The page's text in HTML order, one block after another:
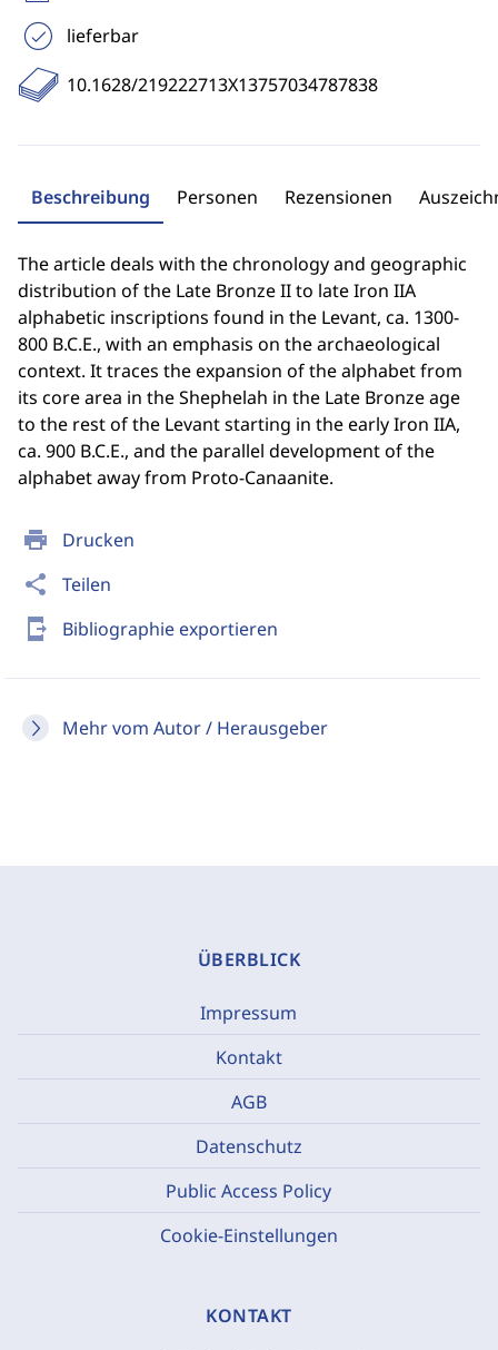
print Drucken
share Teilen
send_to_mobile Bibliographie exportieren
Mehr vom Autor / Herausgeber
lieferbar
10.1628/219222713X13757034787838
Beschreibung Personen Rezensionen
The article deals with the chronology and geographic
distribution of the Late Bronze II to late Iron IIA
alphabetic inscriptions found in the Levant, ca. 1300-
800 B.C.E., with an emphasis on the archaeological
context. It traces the expansion of the alphabet from
its core area in the Shephelah in the Late Bronze age
to the rest of the Levant starting in the early Iron IIA,
ca. 900 B.C.E., and the parallel development of the
alphabet away from Proto-Canaanite.
ÜBERBLICK
Impressum
Kontakt
AGB
Datenschutz
Public Access Policy
Cookie-Einstellungen
KONTAKT